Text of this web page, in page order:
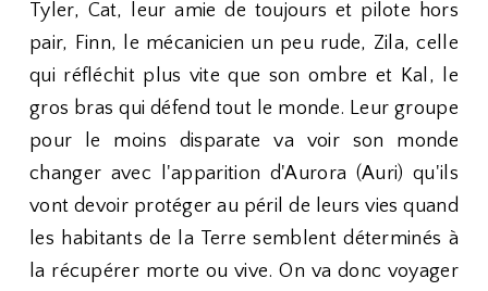
Tyler, Cat, leur amie de toujours et pilote hors
pair, Finn, le mécanicien un peu rude, Zila, celle
qui réfléchit plus vite que son ombre et Kal, le
gros bras qui défend tout le monde. Leur groupe
pour le moins disparate va voir son monde
changer avec l'apparition d'Aurora (Auri) qu'ils
vont devoir protéger au péril de leurs vies quand
les habitants de la Terre semblent déterminés à
la récupérer morte ou vive. On va donc voyager